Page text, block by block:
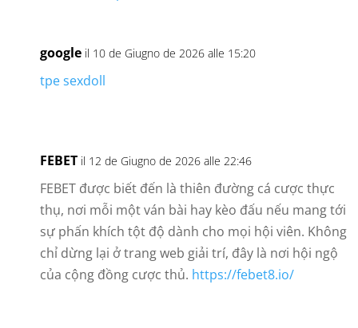
google il 10 de Giugno de 2026 alle 15:20
tpe sexdoll
FEBET il 12 de Giugno de 2026 alle 22:46
FEBET được biết đến là thiên đường cá cược thực
thụ, nơi mỗi một ván bài hay kèo đấu nếu mang tới
sự phấn khích tột độ dành cho mọi hội viên. Không
chỉ dừng lại ở trang web giải trí, đây là nơi hội ngộ
của cộng đồng cược thủ. https://febet8.io/